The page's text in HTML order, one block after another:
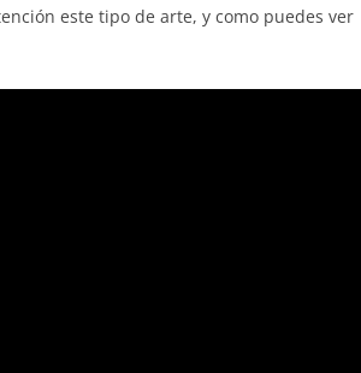
este tipo de arte, y como puedes ver